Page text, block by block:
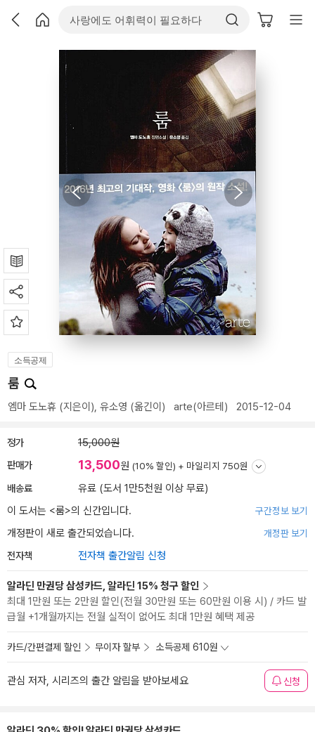
소득공제
룸
엠마 도노휴 (지은이), 유소영 (옮긴이) arte(아르테) 2015-12-04
정가 15,000원
판매가 13,500원 (10% 할인) + 마일리지 750원
배송료
유료 (도서 1만5천원 이상 무료)
이 도서는 <룸>의 신간입니다. 구간정보 보기
개정판이 새로 출간되었습니다. 개정판 보기
전자책 전자책 출간알림 신청
알라딘 만권당 삼성카드, 알라딘 15% 청구 할인
최대 1만원 또는 2만원 할인(전월 30만원 또는 60만원 이용 시) / 카드 발
급월 +1개월까지는 전월 실적이 없어도 최대 1만원 혜택 제공
카드/간편결제 할인 무이자 할부 소득공제 610원
관심 저자, 시리즈의 출간 알림을 받아보세요 신청